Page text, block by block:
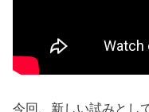
今回、新しい試みとし